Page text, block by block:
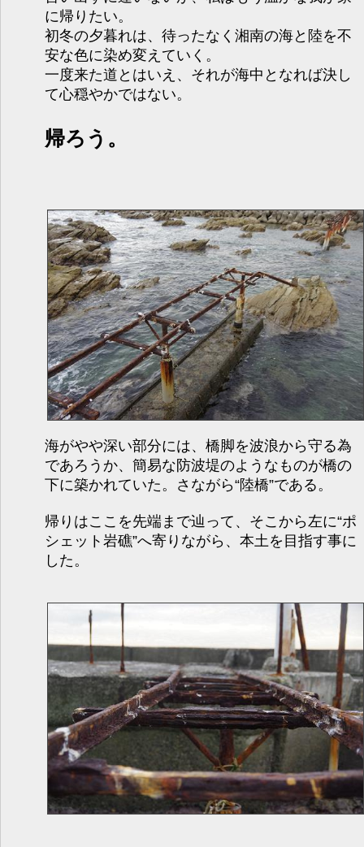
に帰りたい。
初冬の夕暮れは、待ったなく湘南の海と陸を不
安な色に染め変えていく。
一度来た道とはいえ、それが海中となれば決し
て心穏やかではない。
帰ろう。
海がやや深い部分には、橋脚を波浪から守る為
であろうか、簡易な防波堤のようなものが橋の
下に築かれていた。さながら“陸橋”である。
帰りはここを先端まで辿って、そこから左に“ポ
シェット岩礁”へ寄りながら、本土を目指す事に
した。